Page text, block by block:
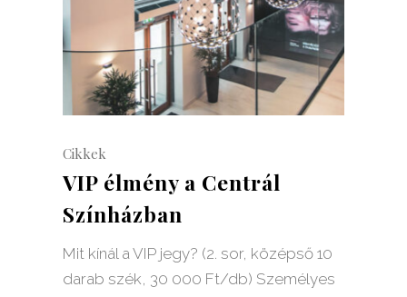
Cikkek
VIP élmény a Centrál
Színházban
Mit kínál a VIP jegy? (2. sor, középső 10
darab szék, 30 000 Ft/db) Személyes